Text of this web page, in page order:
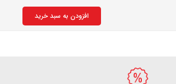
افزودن به سبد خرید